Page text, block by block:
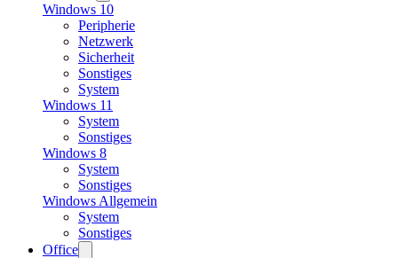
Windows 10
Peripherie
Netzwerk
Sicherheit
Sonstiges
System
Windows 11
System
Sonstiges
Windows 8
System
Sonstiges
Windows Allgemein
System
Sonstiges
Office